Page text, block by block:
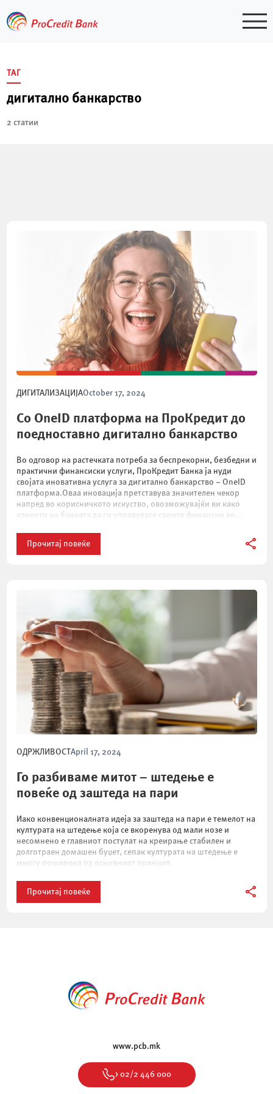
to
content
ТАГ
дигитално банкарство
2 статии
ДИГИТАЛИЗАЦИЈАOctober 17, 2024
Со OneID платформа на ПроКредит до
поедноставно дигитално банкарство
Во одговор на растечката потреба за беспрекорни, безбедни и
практични финансиски услуги, ПроКредит Банка ја нуди
својата иновативна услуга за дигитално банкарство – OneID
платформа.Оваа иновација претставува значителен чекор
напред во корисничкото искуство, овозможувајќи ви како
клиенти на банката да ги управувате своите финансии во
Прочитај повеќе
ОДРЖЛИВОСТApril 17, 2024
Го разбиваме митот – штедење е
повеќе од заштеда на пари
Иако конвенционалната идеја за заштеда на пари е темелот на
културата на штедење која се вкоренува од мали нозе и
несомнено е главниот постулат на креирање стабилен и
долготраен домашен буџет, сепак културата на штедење е
многу поширока од основниот принцип.
Прочитај повеќе
www.pcb.mk
> 02/2 446 000